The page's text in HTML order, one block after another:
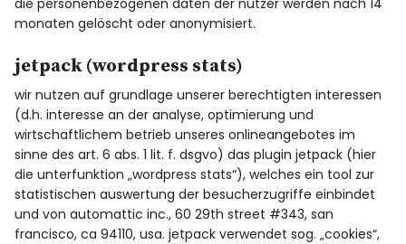
die personenbezogenen daten der nutzer werden nach 14
monaten gelöscht oder anonymisiert.
jetpack (wordpress stats)
wir nutzen auf grundlage unserer berechtigten interessen
(d.h. interesse an der analyse, optimierung und
wirtschaftlichem betrieb unseres onlineangebotes im
sinne des art. 6 abs. 1 lit. f. dsgvo) das plugin jetpack (hier
die unterfunktion „wordpress stats“), welches ein tool zur
statistischen auswertung der besucherzugriffe einbindet
und von automattic inc., 60 29th street #343, san
francisco, ca 94110, usa. jetpack verwendet sog. „cookies“,